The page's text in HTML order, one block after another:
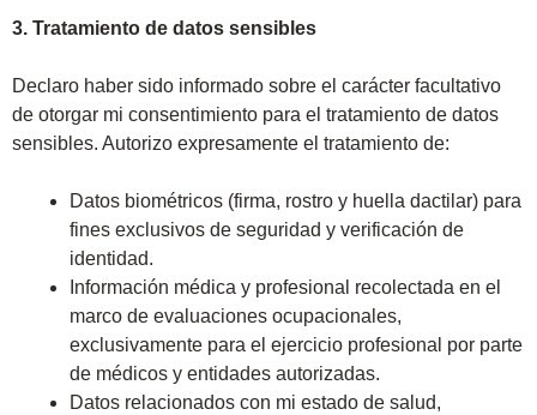
3. Tratamiento de datos sensibles
Declaro haber sido informado sobre el carácter facultativo
de otorgar mi consentimiento para el tratamiento de datos
sensibles. Autorizo expresamente el tratamiento de:
Datos biométricos (firma, rostro y huella dactilar) para
fines exclusivos de seguridad y verificación de
identidad.
Información médica y profesional recolectada en el
marco de evaluaciones ocupacionales,
exclusivamente para el ejercicio profesional por parte
de médicos y entidades autorizadas.
Datos relacionados con mi estado de salud,